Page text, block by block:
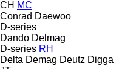
CH MC
Conrad Daewoo
D-series
Dando Delmag
D-series RH
Delta Demag Deutz Digga